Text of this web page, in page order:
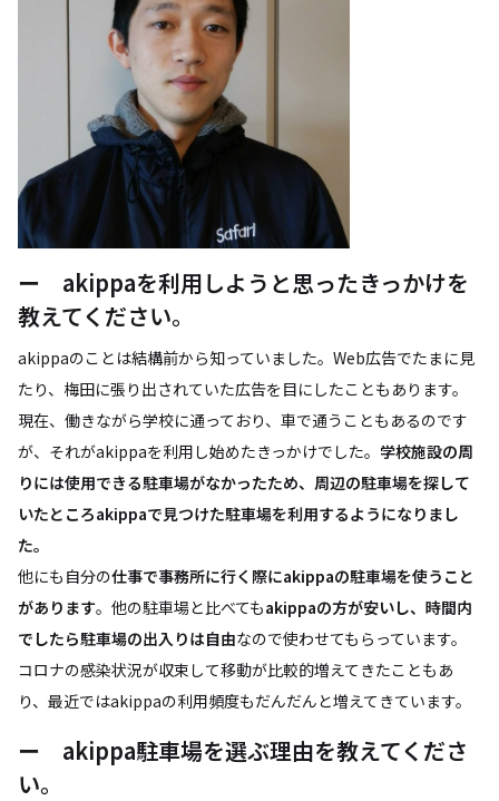
ー akippaを利用しようと思ったきっかけを
教えてください。
akippaのことは結構前から知っていました。Web広告でたまに見
たり、梅田に張り出されていた広告を目にしたこともあります。
現在、働きながら学校に通っており、車で通うこともあるのです
が、それがakippaを利用し始めたきっかけでした。 学校施設の周
りには使用できる駐車場がなかったため、周辺の駐車場を探して
いたところakippaで見つけた駐車場を利用するようになりまし
た。
他にも自分の仕事で事務所に行く際にakippaの駐車場を使うこと
があります。他の駐車場と比べてもakippaの方が安いし、時間内
でしたら駐車場の出入りは自由なので使わせてもらっています。
コロナの感染状況が収束して移動が比較的増えてきたこともあ
り、最近ではakippaの利用頻度もだんだんと増えてきています。
ー akippa駐車場を選ぶ理由を教えてくださ
い。